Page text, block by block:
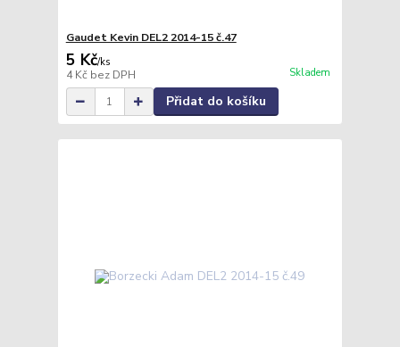
Gaudet Kevin DEL2 2014-15 č.47
5 Kč/ks
4 Kč bez DPH Skladem
Přidat do košíku